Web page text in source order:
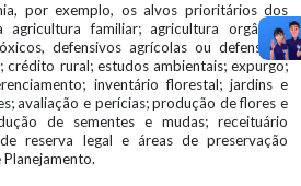
por exemplo, os alvos prioritários dos
familiar; agricultura orgânica;
defensivos agrícolas ou defensivos
crédito rural; estudos ambientais; expurgo;
inventário florestal; jardins e
avaliação e perícias; produção de flores e
de sementes e mudas; receituário
reserva legal e áreas de preservação